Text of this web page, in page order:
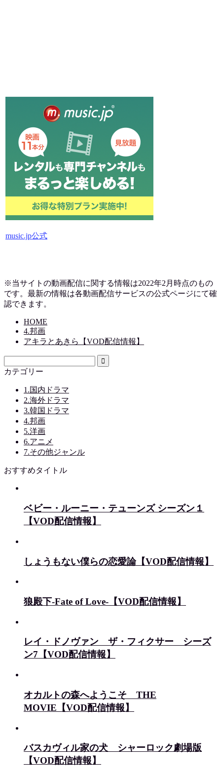
music.jp公式
※当サイトの動画配信に関する情報は2022年2月時点のもの
です。最新の情報は各動画配信サービスの公式ページにて確
認できます。
HOME
4.邦画
アキラとあきら【VOD配信情報】
カテゴリー
1.国内ドラマ
2.海外ドラマ
3.韓国ドラマ
4.邦画
5.洋画
6.アニメ
7.その他ジャンル
おすすめタイトル
ベビー・ルーニー・テューンズ シーズン１
【VOD配信情報】
しょうもない僕らの恋愛論【VOD配信情報】
狼殿下‐Fate of Love‐【VOD配信情報】
レイ・ドノヴァン ザ・フィクサー シーズ
ン7【VOD配信情報】
オカルトの森へようこそ THE
MOVIE【VOD配信情報】
バスカヴィル家の犬 シャーロック劇場版
【VOD配信情報】